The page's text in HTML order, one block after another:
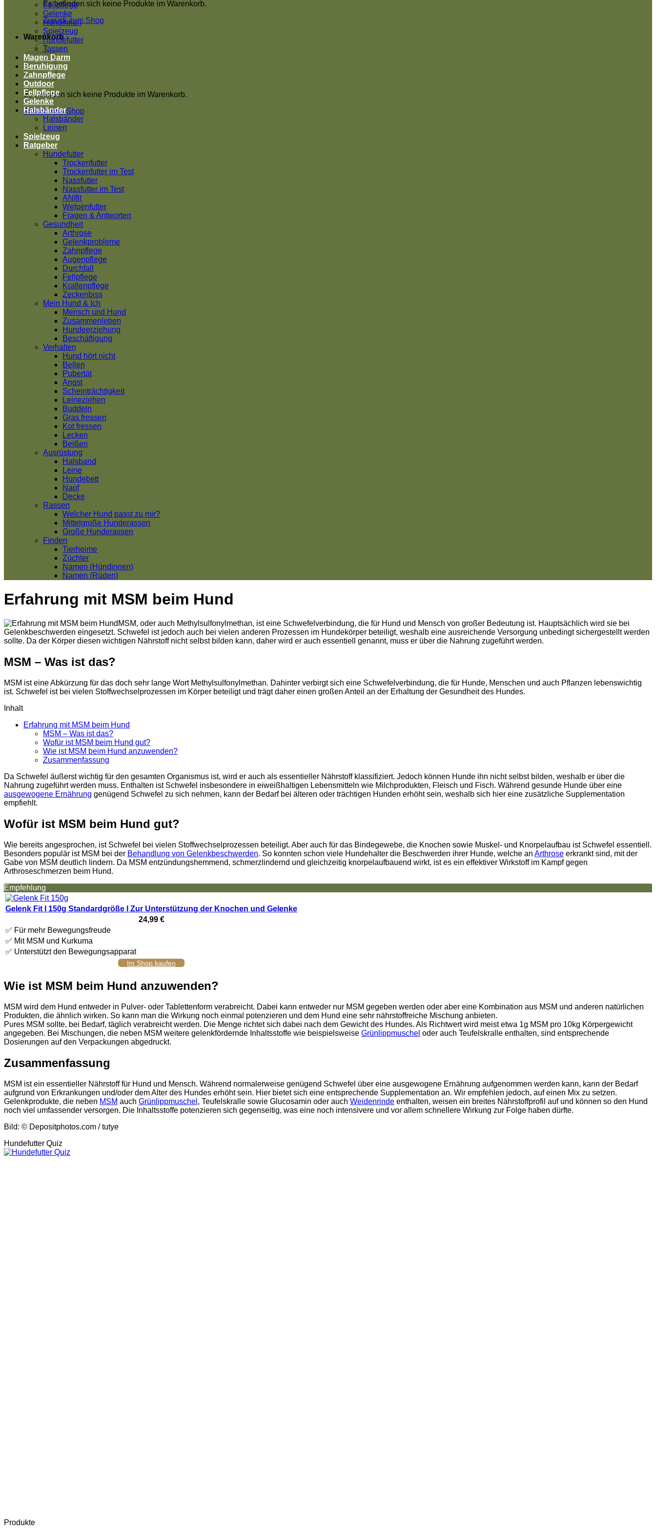
Es befinden sich keine Produkte im Warenkorb.
Zurück zum Shop
Warenkorb
Es befinden sich keine Produkte im Warenkorb.
Zurück zum Shop
Fellpflege
Gelenke
Hündinnen
Spielzeug
Hundefutter
Tassen
Magen Darm
Beruhigung
Zahnpflege
Outdoor
Fellpflege
Gelenke
Halsbänder
Halsbänder
Leinen
Spielzeug
Ratgeber
Hundefutter
Trockenfutter
Trockenfutter im Test
Nassfutter
Nassfutter im Test
ANIfit
Welpenfutter
Fragen & Antworten
Gesundheit
Arthrose
Gelenkprobleme
Zahnpflege
Augenpflege
Durchfall
Fellpflege
Krallenpflege
Zeckenbiss
Mein Hund & Ich
Mensch und Hund
Zusammenleben
Hundeerziehung
Beschäftigung
Verhalten
Hund hört nicht
Bellen
Pubertät
Angst
Scheinträchtigkeit
Leineziehen
Buddeln
Gras fressen
Kot fressen
Lecken
Beißen
Ausrüstung
Halsband
Leine
Hundebett
Napf
Decke
Rassen
Welcher Hund passt zu mir?
Mittelgroße Hunderassen
Große Hunderassen
Finden
Tierheime
Züchter
Namen (Hündinnen)
Namen (Rüden)
Erfahrung mit MSM beim Hund
MSM, oder auch Methylsulfonylmethan, ist eine Schwefelverbindung, die für Hund und Mensch von großer Bedeutung ist. Hauptsächlich wird sie bei
Gelenkbeschwerden eingesetzt. Schwefel ist jedoch auch bei vielen anderen Prozessen im Hundekörper beteiligt, weshalb eine ausreichende Versorgung unbedingt sichergestellt werden
sollte. Da der Körper diesen wichtigen Nährstoff nicht selbst bilden kann, daher wird er auch essentiell genannt, muss er über die Nahrung zugeführt werden.
MSM – Was ist das?
MSM ist eine Abkürzung für das doch sehr lange Wort Methylsulfonylmethan. Dahinter verbirgt sich eine Schwefelverbindung, die für Hunde, Menschen und auch Pflanzen lebenswichtig
ist. Schwefel ist bei vielen Stoffwechselprozessen im Körper beteiligt und trägt daher einen großen Anteil an der Erhaltung der Gesundheit des Hundes.
Inhalt
Erfahrung mit MSM beim Hund
MSM – Was ist das?
Wofür ist MSM beim Hund gut?
Wie ist MSM beim Hund anzuwenden?
Zusammenfassung
Da Schwefel äußerst wichtig für den gesamten Organismus ist, wird er auch als essentieller Nährstoff klassifiziert. Jedoch können Hunde ihn nicht selbst bilden, weshalb er über die
Nahrung zugeführt werden muss. Enthalten ist Schwefel insbesondere in eiweißhaltigen Lebensmitteln wie Milchprodukten, Fleisch und Fisch. Während gesunde Hunde über eine
ausgewogene Ernährung genügend Schwefel zu sich nehmen, kann der Bedarf bei älteren oder trächtigen Hunden erhöht sein, weshalb sich hier eine zusätzliche Supplementation
empfiehlt.
Wofür ist MSM beim Hund gut?
Wie bereits angesprochen, ist Schwefel bei vielen Stoffwechselprozessen beteiligt. Aber auch für das Bindegewebe, die Knochen sowie Muskel- und Knorpelaufbau ist Schwefel essentiell.
Besonders populär ist MSM bei der Behandlung von Gelenkbeschwerden. So konnten schon viele Hundehalter die Beschwerden ihrer Hunde, welche an Arthrose erkrankt sind, mit der
Gabe von MSM deutlich lindern. Da MSM entzündungshemmend, schmerzlindernd und gleichzeitig knorpelaufbauend wirkt, ist es ein effektiver Wirkstoff im Kampf gegen
Arthroseschmerzen beim Hund.
Empfehlung
Gelenk Fit I 150g Standardgröße I Zur Unterstützung der Knochen und Gelenke
24,99 €
✅ Für mehr Bewegungsfreude
✅ Mit MSM und Kurkuma
✅ Unterstützt den Bewegungsapparat
Im Shop kaufen
Wie ist MSM beim Hund anzuwenden?
MSM wird dem Hund entweder in Pulver- oder Tablettenform verabreicht. Dabei kann entweder nur MSM gegeben werden oder aber eine Kombination aus MSM und anderen natürlichen
Produkten, die ähnlich wirken. So kann man die Wirkung noch einmal potenzieren und dem Hund eine sehr nährstoffreiche Mischung anbieten.
Pures MSM sollte, bei Bedarf, täglich verabreicht werden. Die Menge richtet sich dabei nach dem Gewicht des Hundes. Als Richtwert wird meist etwa 1g MSM pro 10kg Körpergewicht
angegeben. Bei Mischungen, die neben MSM weitere gelenkfördernde Inhaltsstoffe wie beispielsweise Grünlippmuschel oder auch Teufelskralle enthalten, sind entsprechende
Dosierungen auf den Verpackungen abgedruckt.
Zusammenfassung
MSM ist ein essentieller Nährstoff für Hund und Mensch. Während normalerweise genügend Schwefel über eine ausgewogene Ernährung aufgenommen werden kann, kann der Bedarf
aufgrund von Erkrankungen und/oder dem Alter des Hundes erhöht sein. Hier bietet sich eine entsprechende Supplementation an. Wir empfehlen jedoch, auf einen Mix zu setzen.
Gelenkprodukte, die neben MSM auch Grünlippmuschel , Teufelskralle sowie Glucosamin oder auch Weidenrinde enthalten, weisen ein breites Nährstoffprofil auf und können so den Hund
noch viel umfassender versorgen. Die Inhaltsstoffe potenzieren sich gegenseitig, was eine noch intensivere und vor allem schnellere Wirkung zur Folge haben dürfte.
Bild: © Depositphotos.com / tutye
Hundefutter Quiz
Produkte